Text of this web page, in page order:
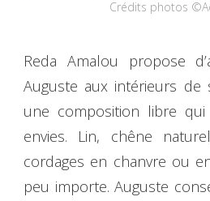
Crédits photos
Reda Amalou propose
Auguste aux intérieurs de
une composition libre
envies. Lin, chêne
cordages en chanvre ou
peu importe. Auguste